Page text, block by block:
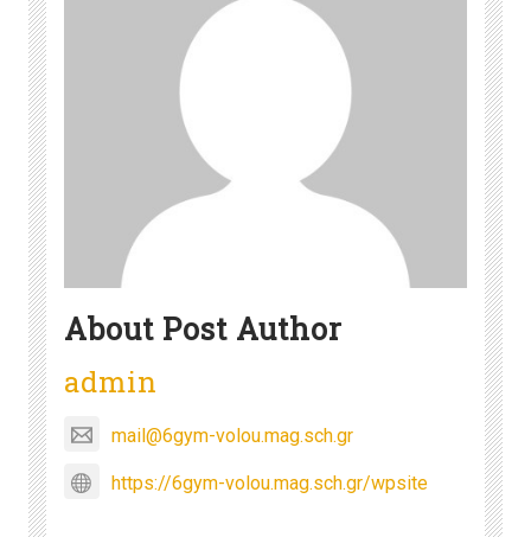
About Post Author
admin
mail@6gym-volou.mag.sch.gr
https://6gym-volou.mag.sch.gr/wpsite